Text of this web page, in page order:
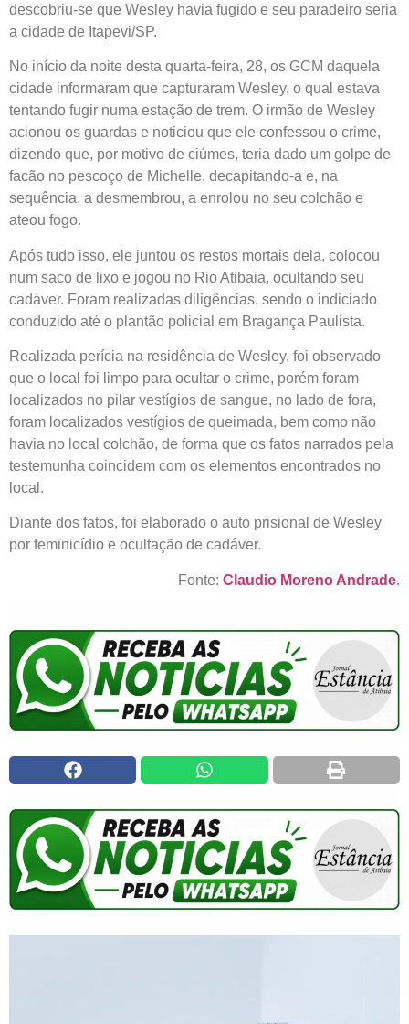
descobriu-se que Wesley havia fugido e seu paradeiro seria
a cidade de Itapevi/SP.
No início da noite desta quarta-feira, 28, os GCM daquela
cidade informaram que capturaram Wesley, o qual estava
tentando fugir numa estação de trem. O irmão de Wesley
acionou os guardas e noticiou que ele confessou o crime,
dizendo que, por motivo de ciúmes, teria dado um golpe de
facão no pescoço de Michelle, decapitando-a e, na
sequência, a desmembrou, a enrolou no seu colchão e
ateou fogo.
Após tudo isso, ele juntou os restos mortais dela, colocou
num saco de lixo e jogou no Rio Atibaia, ocultando seu
cadáver. Foram realizadas diligências, sendo o indiciado
conduzido até o plantão policial em Bragança Paulista.
Realizada perícia na residência de Wesley, foi observado
que o local foi limpo para ocultar o crime, porém foram
localizados no pilar vestígios de sangue, no lado de fora,
foram localizados vestígios de queimada, bem como não
havia no local colchão, de forma que os fatos narrados pela
testemunha coincidem com os elementos encontrados no
local.
Diante dos fatos, foi elaborado o auto prisional de Wesley
por feminicídio e ocultação de cadáver.
Fonte: Claudio Moreno Andrade.